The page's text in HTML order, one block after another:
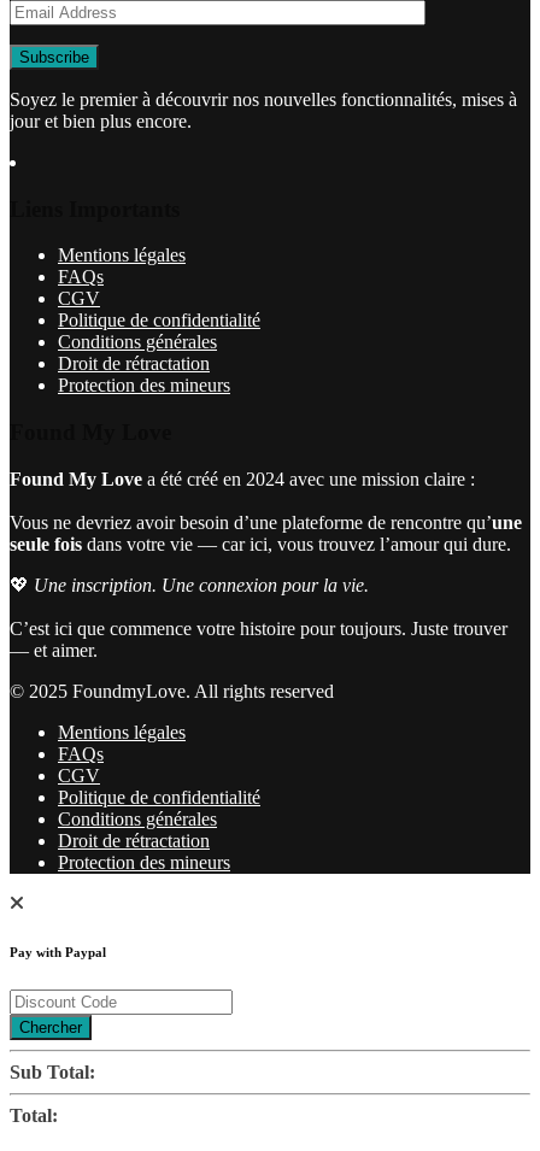
Soyez le premier à découvrir nos nouvelles fonctionnalités, mises à
jour et bien plus encore.
Mentions légales
FAQs
CGV
Politique de confidentialité
Conditions générales
Droit de rétractation
Protection des mineurs
Found My Love a été créé en 2024 avec une mission claire :
Vous ne devriez avoir besoin d’une plateforme de rencontre qu’une
seule fois dans votre vie — car ici, vous trouvez l’amour qui dure.
💖 Une inscription. Une connexion pour la vie.
C’est ici que commence votre histoire pour toujours. Juste trouver
— et aimer.
© 2025 FoundmyLove. All rights reserved
Mentions légales
FAQs
CGV
Politique de confidentialité
Conditions générales
Droit de rétractation
Protection des mineurs
Pay with Paypal
Chercher
Sub Total:
Total: